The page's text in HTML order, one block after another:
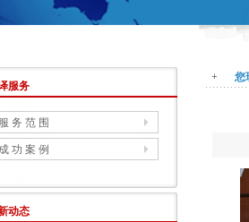
服务
服 务 范 围
成 功 案 例
动态
+ 您